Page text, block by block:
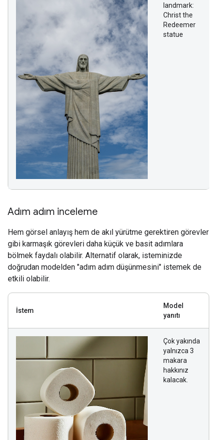
landmark:
Christ the
Redeemer
statue
Adım adım inceleme
Hem görsel anlayış hem de akıl yürütme gerektiren görevler
gibi karmaşık görevleri daha küçük ve basit adımlara
bölmek faydalı olabilir. Alternatif olarak, isteminizde
doğrudan modelden "adım adım düşünmesini" istemek de
etkili olabilir.
İstem
Model
yanıtı
Çok yakında
yalnızca 3
makara
hakkınız
kalacak.